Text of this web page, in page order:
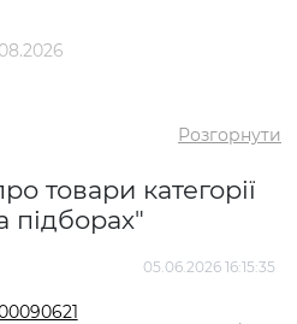
грн
грн
VS000092486
Розгорнути
товари категорії
підборах"
05.06.2026 16:15:35